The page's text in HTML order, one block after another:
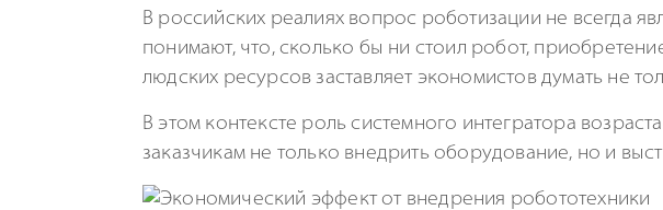
В российских реалиях вопрос роботизации не всегда
понимают, что, сколько бы ни стоил робот,
людских ресурсов заставляет экономистов думать не
В этом контексте роль системного интегратора
заказчикам не только внедрить оборудование, но и